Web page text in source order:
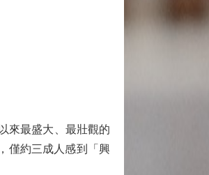
來最盛大、最壯觀的
僅約三成人感到「興